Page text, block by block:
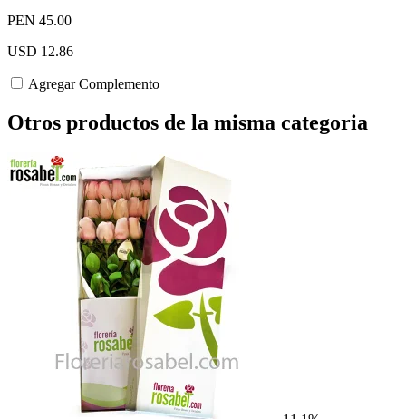
PEN 45.00
USD 12.86
Agregar Complemento
Otros productos de la misma categoria